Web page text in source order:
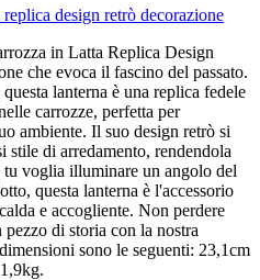
design retrò decorazione
in Latta Replica Design
che evoca il fascino del passato.
lanterna è una replica fedele
carrozze, perfetta per
ambiente. Il suo design retrò si
stile di arredamento, rendendola
voglia illuminare un angolo del
questa lanterna è l'accessorio
e accogliente. Non perdere
di storia con la nostra
sono le seguenti: 23,1cm